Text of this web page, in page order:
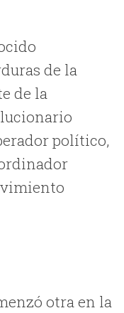
de la
de la
político,
otra en la